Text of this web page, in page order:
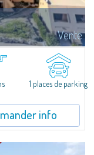
Vente
Casa
of renovated
Ideal for those...
1 places de parking
info